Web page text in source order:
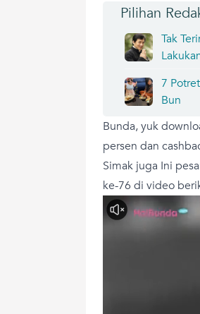
Pilihan
Tak
7
Bun
Bunda, yuk
persen dan
Simak juga Ini
ke-76 di video